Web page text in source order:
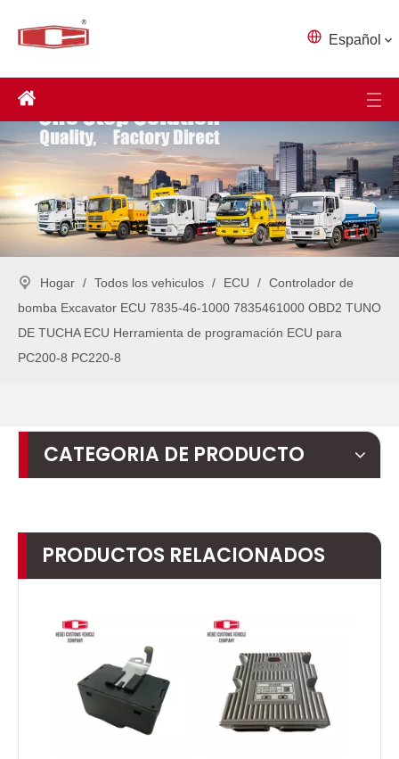
Español
Hogar / Todos los vehiculos / ECU / Controlador de
bomba Excavator ECU 7835-46-1000 7835461000 OBD2 TUNO
DE TUCHA ECU Herramienta de programación ECU para
PC200-8 PC220-8
CATEGORIA DE PRODUCTO
PRODUCTOS RELACIONADOS